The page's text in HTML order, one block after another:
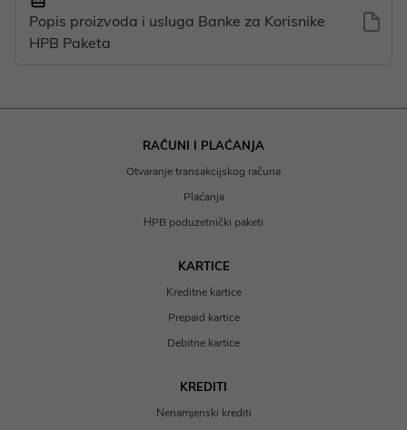
Popis proizvoda i usluga Banke za Korisnike
HPB Paketa
RAČUNI I PLAĆANJA
Otvaranje transakcijskog računa
Plaćanja
HPB poduzetnički paketi
KARTICE
Kreditne kartice
Prepaid kartice
Debitne kartice
KREDITI
Nenamjenski krediti